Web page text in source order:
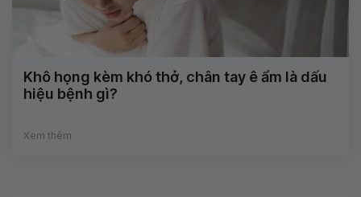
Khô họng kèm khó thở, chân tay ê ẩm là dấu
hiệu bệnh gì?
Xem thêm